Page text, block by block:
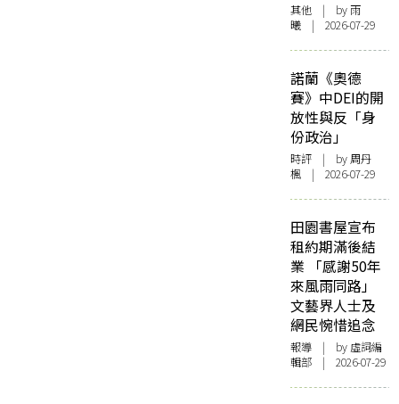
其他 | by 雨
曦 | 2026-07-29
諾蘭《奧德
賽》中DEI的開
放性與反「身
份政治」
時評 | by周丹
楓 | 2026-07-29
田園書屋宣布
租約期滿後結
業 「感謝50年
來風雨同路」
文藝界人士及
網民惋惜追念
報導 | by 虛詞編
輯部 | 2026-07-29